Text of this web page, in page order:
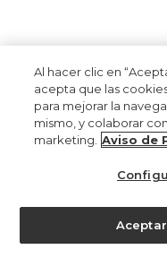
Al hacer clic en
acepta que las
para mejorar la
mismo, y colaborar
marketing. Aviso de